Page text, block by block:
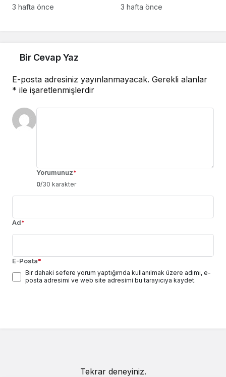
akşamlarına renk
3 hafta önce
Merhaba” Buluşması
3 hafta önce
Bir Cevap Yaz
E-posta adresiniz yayınlanmayacak. Gerekli alanlar
* ile işaretlenmişlerdir
Yorumunuz*
0/30 karakter
Ad*
E-Posta*
Bir dahaki sefere yorum yaptığımda kullanılmak üzere adımı, e-
posta adresimi ve web site adresimi bu tarayıcıya kaydet.
Tekrar deneyiniz.